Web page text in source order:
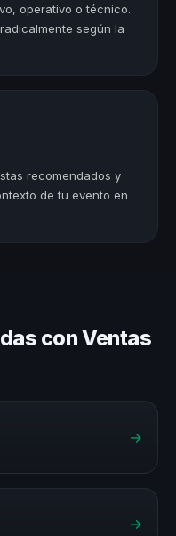
operativo o técnico.
según la
recomendados y
de tu evento en
con Ventas
→
→